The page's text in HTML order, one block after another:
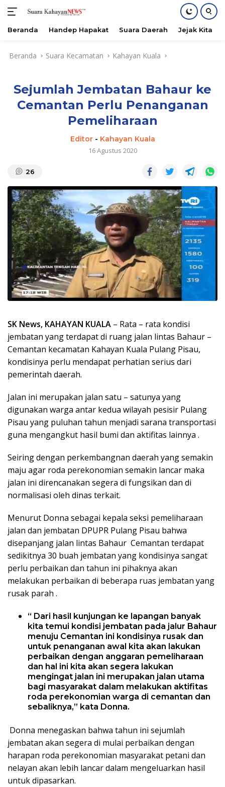
Beranda Handep Hapakat Suara Daerah Jejak Kita
Beranda Suara Kecamatan Kahayan Kuala
Sejumlah Jembatan Bahaur ke
Cemantan Perlu Penanganan
Pemeliharaan
Editor- Kahayan Kuala
16 Agustus 2020
26
SK News, KAHAYAN KUALA – Rata – rata kondisi
jembatan yang terdapat di ruang jalan lintas Bahaur –
Cemantan kecamatan Kahayan Kuala Pulang Pisau,
kondisinya perlu mendapat perhatian serius dari
pemerintah daerah.
Jalan ini merupakan jalan satu – satunya yang
digunakan warga antar kedua wilayah pesisir Pulang
Pisau yang puluhan tahun menjadi sarana transportasi
guna mengangkut hasil bumi dan aktifitas lainnya .
Seiring dengan perkembangnan daerah yang semakin
maju agar roda perekonomian semakin lancar maka
jalan ini direncanakan segera di fungsikan dan di
normalisasi oleh dinas terkait.
Menurut Donna sebagai kepala seksi pemeliharaan
jalan dan jembatan DPUPR Pulang Pisau bahwa
disepanjang jalan lintas Bahaur Cemantan terdapat
sedikitnya 30 buah jembatan yang kondisinya sangat
perlu perbaikan dan tahun ini pihaknya akan
melakukan perbaikan di beberapa ruas jembatan yang
rusak parah .
“ Dari hasil kunjungan ke lapangan banyak
kita temui kondisi jembatan pada jalur Bahaur
menuju Cemantan ini kondisinya rusak dan
untuk penanganan awal kita akan lakukan
perbaikan dengan anggaran pemeliharaan
dan hal ini kita akan segera lakukan
mengingat jalan ini merupakan jalan utama
bagi masyarakat dalam melakukan aktifitas
roda perekonomian warga di cemantan dan
sebaliknya,” kata Donna.
Donna menegaskan bahwa tahun ini sejumlah
jembatan akan segera di mulai perbaikan dengan
harapan roda perekonomian masyarakat petani dan
nelayan akan lebih lancar dalam mengeluarkan hasil
untuk dipasarkan.